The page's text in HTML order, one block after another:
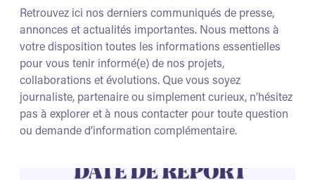
Retrouvez ici nos derniers communiqués de presse,
annonces et actualités importantes. Nous mettons à
votre disposition toutes les informations essentielles
pour vous tenir informé(e) de nos projets,
collaborations et évolutions. Que vous soyez
journaliste, partenaire ou simplement curieux, n’hésitez
pas à explorer et à nous contacter pour toute question
ou demande d’information complémentaire.